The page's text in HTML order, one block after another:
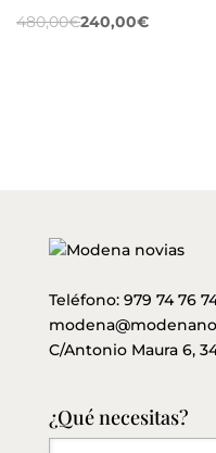
480,00€240,00€
Teléfono: 979 74 76
C/Antonio Maura 6,
¿Qué necesitas?